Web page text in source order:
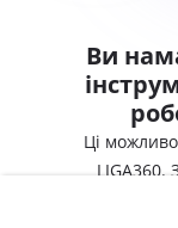
Ви
Ці
LIGA360.
доступ